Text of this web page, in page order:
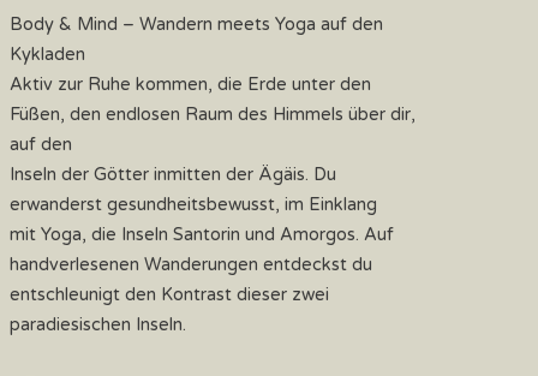
Body & Mind – Wandern meets Yoga auf den
Kykladen
Aktiv zur Ruhe kommen, die Erde unter den
Füßen, den endlosen Raum des Himmels über dir,
auf den
Inseln der Götter inmitten der Ägäis. Du
erwanderst gesundheitsbewusst, im Einklang
mit Yoga, die Inseln Santorin und Amorgos. Auf
handverlesenen Wanderungen entdeckst du
entschleunigt den Kontrast dieser zwei
paradiesischen Inseln.